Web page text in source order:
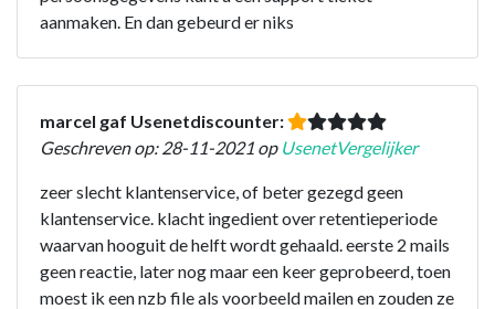
aanmaken. En dan gebeurd er niks
marcel gaf Usenetdiscounter:
Geschreven op: 28-11-2021 op UsenetVergelijker
zeer slecht klantenservice, of beter gezegd geen
klantenservice. klacht ingedient over retentieperiode
waarvan hooguit de helft wordt gehaald. eerste 2 mails
geen reactie, later nog maar een keer geprobeerd, toen
moest ik een nzb file als voorbeeld mailen en zouden ze